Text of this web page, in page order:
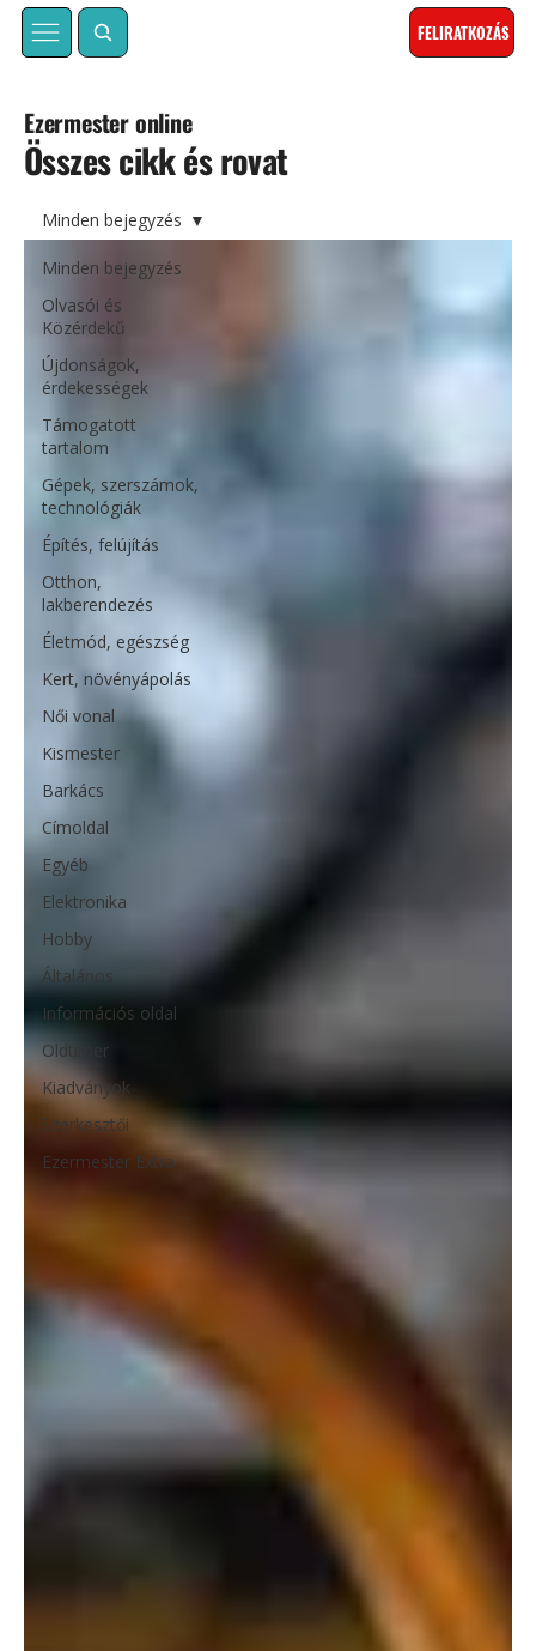
FELIRATKOZÁS
Összes cikk és rovat
Ezermester online
Minden bejegyzés
Olvasói és
Közérdekű
Újdonságok,
érdekességek
Támogatott
tartalom
Gépek, szerszámok,
technológiák
Építés, felújítás
Otthon,
lakberendezés
Életmód, egészség
Kert, növényápolás
Női vonal
Kismester
Barkács
Címoldal
Egyéb
Elektronika
Hobby
Általános
Információs oldal
Oldtimer
Kiadványok
Szerkesztői
Ezermester Extra
Minden bejegyzés